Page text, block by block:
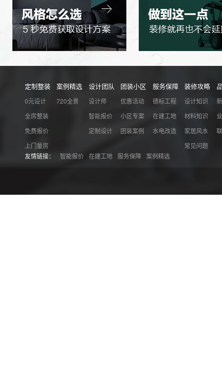
定制整装
0元设计
全房整装
免费报价
上门量房
案例精选
720全景
设计团队
设计师
智能报价
定制设计
团装小区
优惠活动
小区专案
团装案例
服务保障
德标工程
在建工地
水电改造
装修攻略
设计知识
材料知识
家居风水
常见问题
友情链接： 智能报价 在建工地 服务保障 案例精选